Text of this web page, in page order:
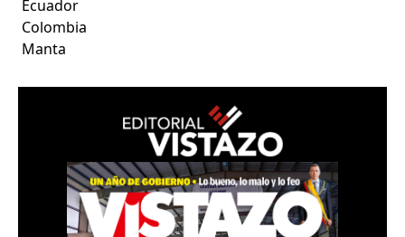
Ecuador
Colombia
Manta